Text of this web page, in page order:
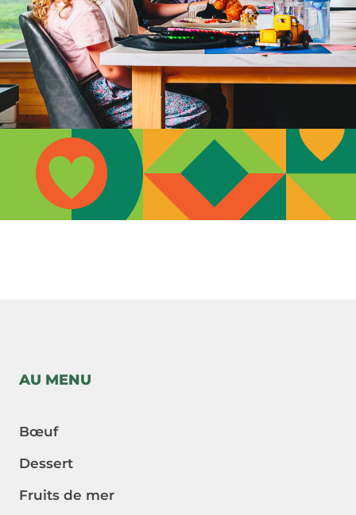
AU MENU
Bœuf
Dessert
Fruits de mer